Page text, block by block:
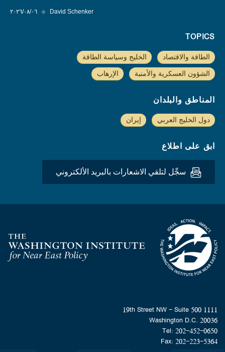
٠٦‏/٠٨‏/٢٠٢٦ ◆ David Schenker
TOPICS
الطاقة والاقتصاد الخليج وسياسة الطاقة
الشؤون العسكرية والأمنية الإرهاب
المناطق والبلدان
دول الخليج العربي إيران
ابق على اطلاع
سجِّل لتلقي الاشعارات بالبريد الألكتروني
Homepage
1111 19th Street NW - Suite 500
Washington D.C. 20036
Tel: 202-452-0650
Fax: 202-223-5364